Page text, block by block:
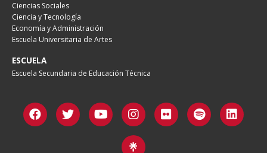
Ciencias Sociales
Ciencia y Tecnología
Economía y Administración
Escuela Universitaria de Artes
ESCUELA
Escuela Secundaria de Educación Técnica